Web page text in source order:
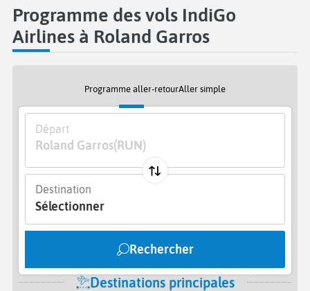
Programme des vols IndiGo
Airlines à Roland Garros
Programme aller-retourAller simple
Départ
Roland Garros(RUN)
Destination
Sélectionner
Rechercher
Destinations principales